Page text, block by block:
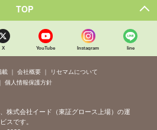
TOP
X YouTube Instagram line
載 会社概要
リセマムについて
個人情報保護方針
株式会社イード（東証グロース上場）の運
スです。